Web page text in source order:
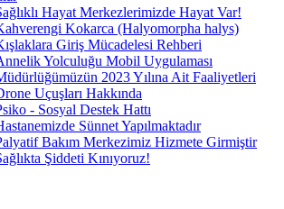
Hayat Merkezlerimizde Hayat Var!
Kokarca (Halyomorpha halys)
Giriş Mücadelesi Rehberi
Yolculuğu Mobil Uygulaması
2023 Yılına Ait Faaliyetleri
Uçuşları Hakkında
- Sosyal Destek Hattı
Sünnet Yapılmaktadır
Bakım Merkezimiz Hizmete Girmiştir
Şiddeti Kınıyoruz!